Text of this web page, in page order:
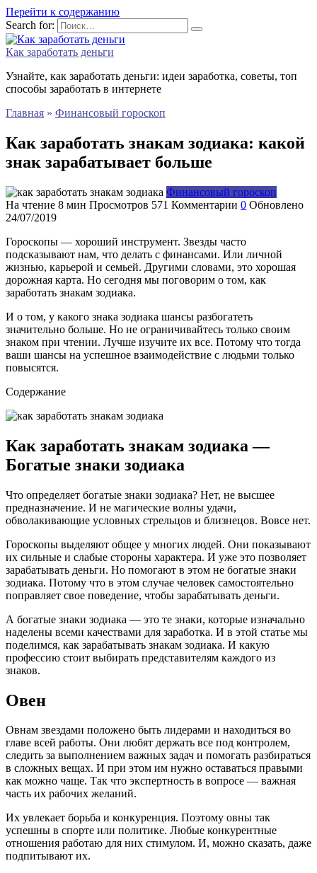
Перейти к содержанию
Search for:
Как заработать деньги
Узнайте, как заработать деньги: идеи заработка, советы, топ
способы заработать в интернете
Главная » Финансовый гороскоп
Как заработать знакам зодиака: какой
знак зарабатывает больше
Финансовый гороскоп
На чтение 8 мин Просмотров 571 Комментарии 0 Обновлено
24/07/2019
Гороскопы — хороший инструмент. Звезды часто
подсказывают нам, что делать с финансами. Или личной
жизнью, карьерой и семьей. Другими словами, это хорошая
дорожная карта. Но сегодня мы поговорим о том, как
заработать знакам зодиака.
И о том, у какого знака зодиака шансы разбогатеть
значительно больше. Но не ограничивайтесь только своим
знаком при чтении. Лучше изучите их все. Потому что тогда
ваши шансы на успешное взаимодействие с людьми только
повысятся.
Содержание
Как заработать знакам зодиака —
Богатые знаки зодиака
Что определяет богатые знаки зодиака? Нет, не высшее
предназначение. И не магические волны удачи,
обволакивающие условных стрельцов и близнецов. Вовсе нет.
Гороскопы выделяют общее у многих людей. Они показывают
их сильные и слабые стороны характера. И уже это позволяет
зарабатывать деньги. Но помогают в этом не богатые знаки
зодиака. Потому что в этом случае человек самостоятельно
поправляет свое поведение, чтобы зарабатывать деньги.
А богатые знаки зодиака — это те знаки, которые изначально
наделены всеми качествами для заработка. И в этой статье мы
поделимся, как зарабатывать знакам зодиака. И какую
профессию стоит выбирать представителям каждого из
знаков.
Овен
Овнам звездами положено быть лидерами и находиться во
главе всей работы. Они любят держать все под контролем,
следить за выполнением важных задач и помогать разбираться
в сложных вещах. И при этом им нужно оставаться правыми
как можно чаще. Так что экспертность в вопросе — важная
часть их рабочих желаний.
Их увлекает борьба и конкуренция. Поэтому овны так
успешны в спорте или политике. Любые конкурентные
отношения работаю для них стимулом. И, можно сказать, даже
подпитывают их.